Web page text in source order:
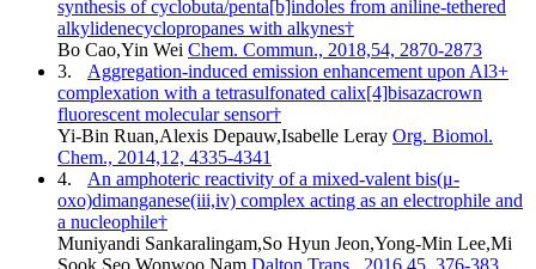
synthesis of cyclobuta/penta[b]indoles from aniline-tethered
alkylidenecyclopropanes with alkynes†
Bo Cao,Yin Wei Chem. Commun., 2018,54, 2870-2873
3.
Aggregation-induced emission enhancement upon Al3+
complexation with a tetrasulfonated calix[4]bisazacrown
fluorescent molecular sensor†
Yi-Bin Ruan,Alexis Depauw,Isabelle Leray Org. Biomol.
Chem., 2014,12, 4335-4341
4.
An amphoteric reactivity of a mixed-valent bis(μ-
oxo)dimanganese(iii,iv) complex acting as an electrophile and
a nucleophile†
Muniyandi Sankaralingam,So Hyun Jeon,Yong-Min Lee,Mi
Sook Seo,Wonwoo Nam Dalton Trans., 2016,45, 376-383